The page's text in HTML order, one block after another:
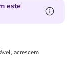
este
acrescem